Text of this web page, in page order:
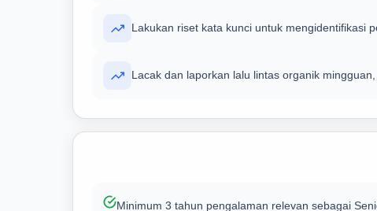
Lakukan riset kata kunci untuk mengidentifikasi
Lacak dan laporkan lalu lintas organik
Minimum 3 tahun pengalaman relevan sebagai